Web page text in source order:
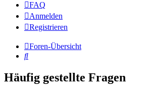
FAQ
Anmelden
Registrieren
Foren-Übersicht
Suche
Häufig gestellte Fragen